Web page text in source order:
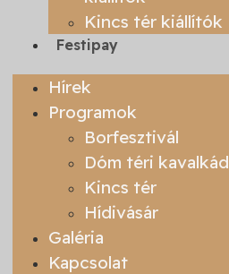
Kincs tér kiállítók
Festipay
Hírek
Programok
Borfesztivál
Dóm téri kavalkád
Kincs tér
Hídivásár
Galéria
Kapcsolat